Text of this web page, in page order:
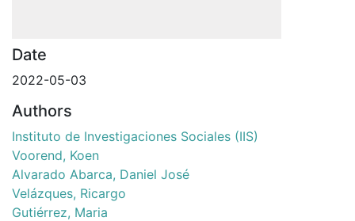
Date
2022-05-03
Authors
Instituto de Investigaciones Sociales (IIS)
Voorend, Koen
Alvarado Abarca, Daniel José
Velázques, Ricargo
Gutiérrez, Maria